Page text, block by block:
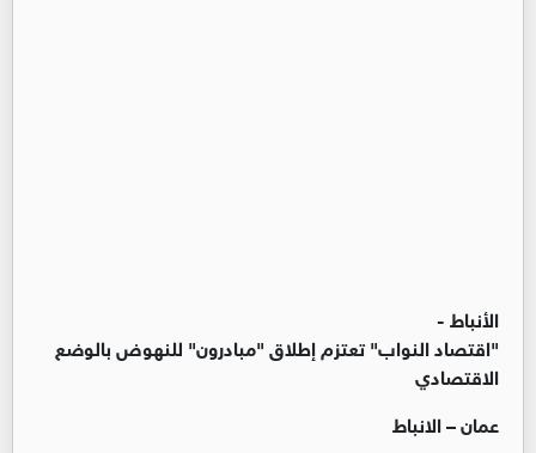
الأنباط -
"اقتصاد النواب" تعتزم إطلاق "مبادرون" للنهوض بالوضع
الاقتصادي
عمان – الانباط